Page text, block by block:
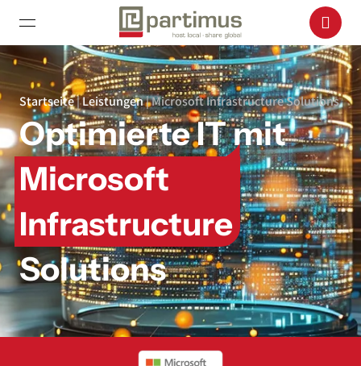
Startseite|Leistungen|Microsoft Infrastructure Solutions
Optimierte IT mit
Microsoft
Infrastructure
Solutions